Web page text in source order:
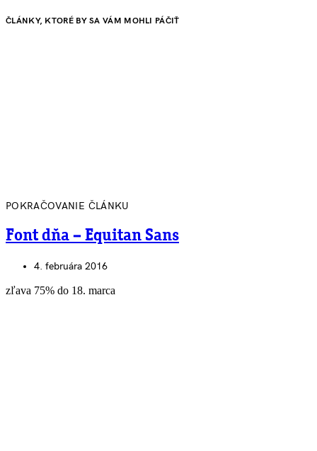
ČLÁNKY, KTORÉ BY SA VÁM MOHLI PÁČIŤ
POKRAČOVANIE ČLÁNKU
Font dňa – Equitan Sans
4. februára 2016
zľava 75% do 18. marca